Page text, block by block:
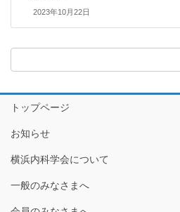
2023年10月22日
トップページ
お知らせ
横浜内科学会について
一般のみなさまへ